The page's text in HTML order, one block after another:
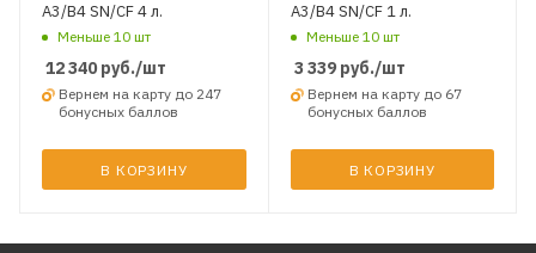
A3/B4 SN/CF 4 л.
Меньше 10 шт
12 340 руб./шт
Вернем на карту до 247
бонусных баллов
В КОРЗИНУ
A3/B4 SN/CF 1 л.
Меньше 10 шт
3 339руб./шт
Вернем на карту до 67
бонусных баллов
В КОРЗИНУ